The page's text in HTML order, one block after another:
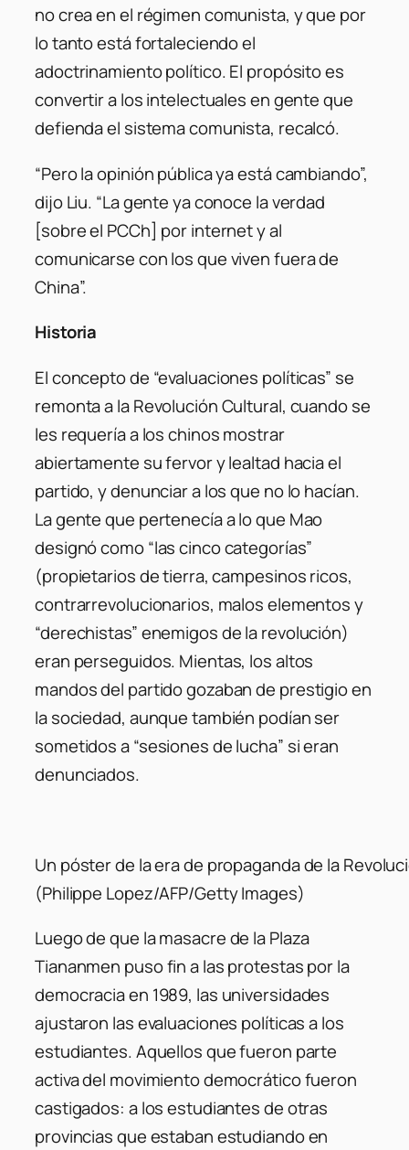
no crea en el régimen comunista, y que por
lo tanto está fortaleciendo el
adoctrinamiento político. El propósito es
convertir a los intelectuales en gente que
defienda el sistema comunista, recalcó.
“Pero la opinión pública ya está cambiando”,
dijo Liu. “La gente ya conoce la verdad
[sobre el PCCh] por internet y al
comunicarse con los que viven fuera de
China”.
Historia
El concepto de “evaluaciones políticas” se
remonta a la Revolución Cultural, cuando se
les requería a los chinos mostrar
abiertamente su fervor y lealtad hacia el
partido, y denunciar a los que no lo hacían.
La gente que pertenecía a lo que Mao
designó como “las cinco categorías”
(propietarios de tierra, campesinos ricos,
contrarrevolucionarios, malos elementos y
“derechistas” enemigos de la revolución)
eran perseguidos. Mientas, los altos
mandos del partido gozaban de prestigio en
la sociedad, aunque también podían ser
sometidos a “sesiones de lucha” si eran
denunciados.
Un póster de la era de propaganda de la
(Philippe Lopez/AFP/Getty Images)
Luego de que la masacre de la Plaza
Tiananmen puso fin a las protestas por la
democracia en 1989, las universidades
ajustaron las evaluaciones políticas a los
estudiantes. Aquellos que fueron parte
activa del movimiento democrático fueron
castigados: a los estudiantes de otras
provincias que estaban estudiando en